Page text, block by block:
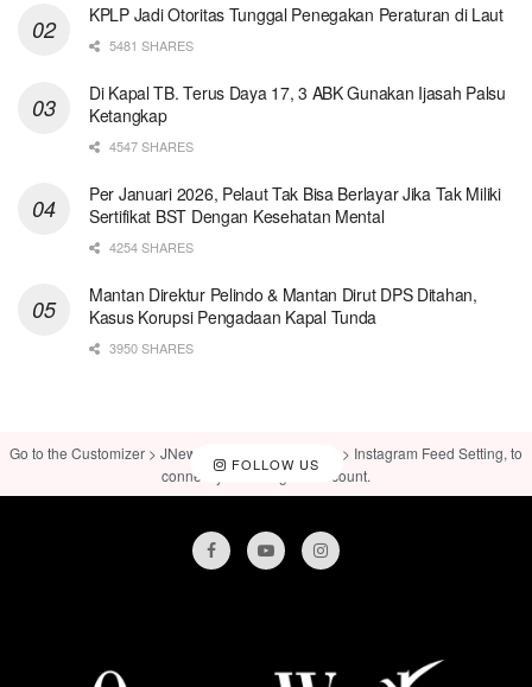
KPLP Jadi Otoritas Tunggal Penegakan Peraturan di Laut
5481 SHARES
Di Kapal TB. Terus Daya 17, 3 ABK Gunakan Ijasah Palsu
Ketangkap
4547 SHARES
Per Januari 2026, Pelaut Tak Bisa Berlayar Jika Tak Miliki
Sertifikat BST Dengan Kesehatan Mental
4254 SHARES
Mantan Direktur Pelindo & Mantan Dirut DPS Ditahan,
Kasus Korupsi Pengadaan Kapal Tunda
3950 SHARES
FOLLOW US
Go to the Customizer > JNews : Social, Like & View > Instagram Feed Setting, to
connect your Instagram account.